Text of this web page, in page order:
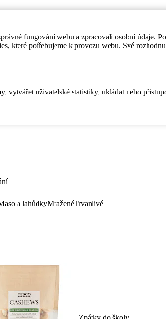
fungování webu a zpracovali osobní údaje.
které potřebujeme k provozu webu. Své
vytvářet uživatelské statistiky, ukládat nebo
a lahůdkyMraženéTrvanlivé
Zpátky do školy